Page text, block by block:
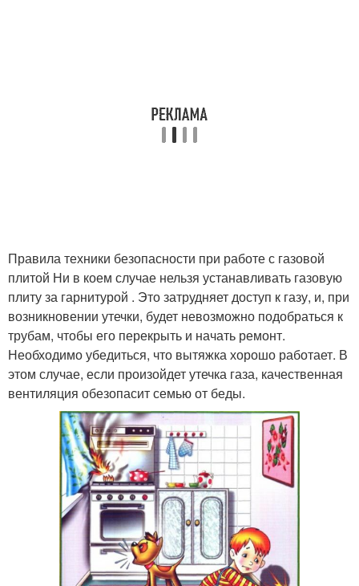
Правила техники безопасности при работе с газовой
плитой Ни в коем случае нельзя устанавливать газовую
плиту за гарнитурой . Это затрудняет доступ к газу, и, при
возникновении утечки, будет невозможно подобраться к
трубам, чтобы его перекрыть и начать ремонт.
Необходимо убедиться, что вытяжка хорошо работает. В
этом случае, если произойдет утечка газа, качественная
вентиляция обезопасит семью от беды.